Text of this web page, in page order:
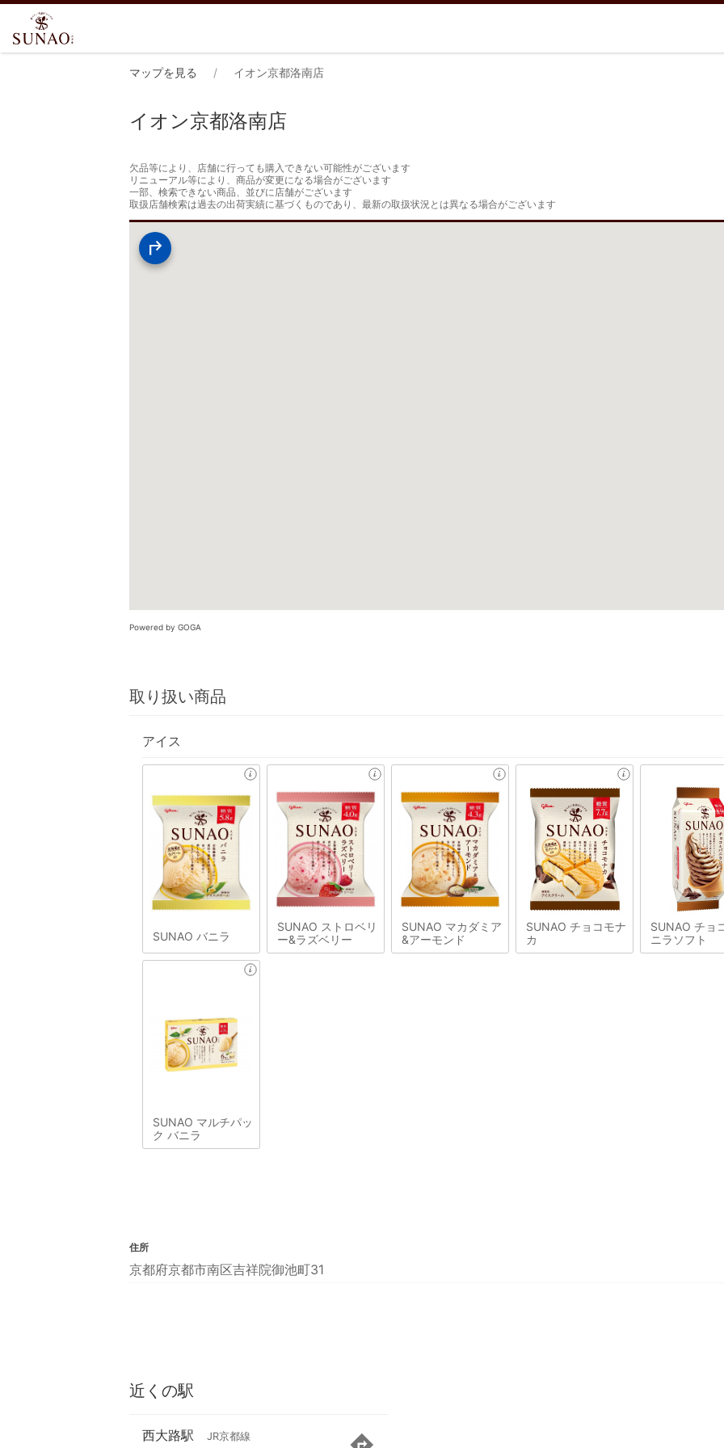
マップを見る イオン京都洛南店
イオン京都洛南店
欠品等により、店舗に行っても購入できない可能性がございます
リニューアル等により、商品が変更になる場合がございます
一部、検索できない商品、並びに店舗がございます
取扱店舗検索は過去の出荷実績に基づくものであり、最新の取扱状況とは異なる場合がございます
Powered by GOGA
取り扱い商品
アイス
SUNAO バニラ
SUNAO ストロベリ
ー&ラズベリー
SUNAO マカダミア
&アーモンド
SUNAO チョコモナ
カ
SUNAO チョ
ニラソフト
SUNAO マルチパッ
ク バニラ
住所
京都府京都市南区吉祥院御池町31
近くの駅
西大路駅 JR京都線